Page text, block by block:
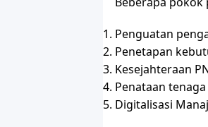
Penguatan
Penetapan
Kesejahteraan
Penataan
Digitalisasi